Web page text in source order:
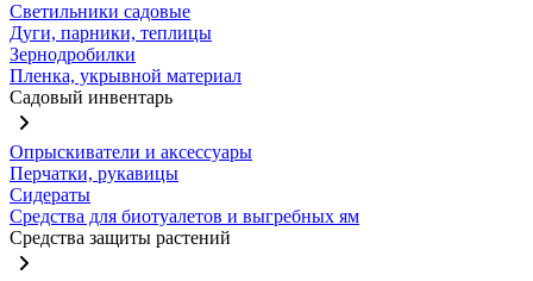
Светильники садовые
Дуги, парники, теплицы
Зернодробилки
Пленка, укрывной материал
Садовый инвентарь
Опрыскиватели и аксессуары
Перчатки, рукавицы
Сидераты
Средства для биотуалетов и выгребных ям
Средства защиты растений